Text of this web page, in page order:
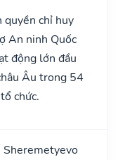
quyền chỉ huy
An ninh Quốc
động lớn đầu
Âu trong 54
chức.
Sheremetyevo